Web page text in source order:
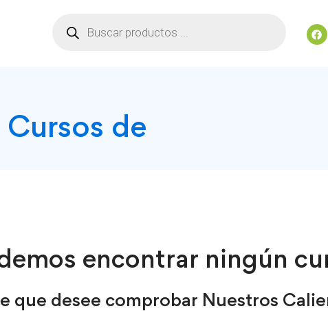
de
encontrar ningún
que desee comprobar Nuestros